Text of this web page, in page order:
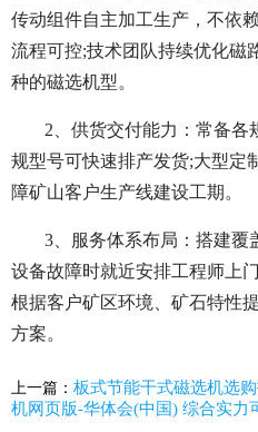
传动组件自主加工生产，不依
流程可控;技术团队持续优化磁
种的磁选机型。
2、供货交付能力：常备各
规型号可快速排产发货;大型定
障矿山客户生产线建设工期。
3、服务体系布局：搭建覆
设备故障时就近安排工程师上
根据客户矿区环境、矿石特性
方案。
上一篇： 板式节能干式磁选机选
机网页版-华体会(中国) 综合实力